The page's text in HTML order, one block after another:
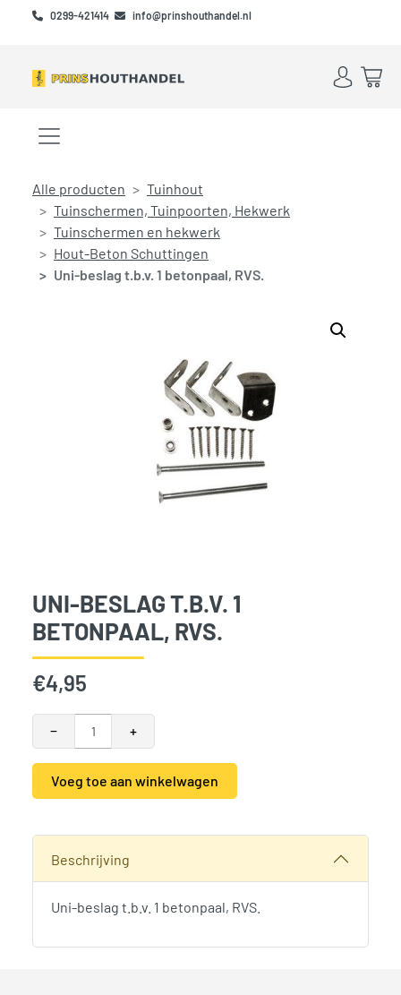
Skip to main content
Skip to footer
0299-421414 info@prinshouthandel.nl
Account
Menu openen/sluiten
Alle producten
Tuinhout
Tuinschermen, Tuinpoorten, Hekwerk
Tuinschermen en hekwerk
Hout-Beton Schuttingen
Uni-beslag t.b.v. 1 betonpaal, RVS.
UNI-BESLAG T.B.V. 1
BETONPAAL, RVS.
€4,95
− +
Voeg toe aan winkelwagen
Beschrijving
Uni-beslag t.b.v. 1 betonpaal, RVS.